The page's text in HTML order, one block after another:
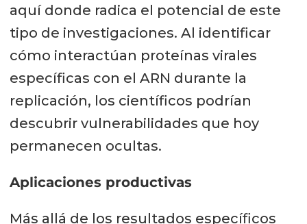
aquí donde radica el potencial de este
tipo de investigaciones. Al identificar
cómo interactúan proteínas virales
específicas con el ARN durante la
replicación, los científicos podrían
descubrir vulnerabilidades que hoy
permanecen ocultas.
Aplicaciones productivas
Más allá de los resultados específicos